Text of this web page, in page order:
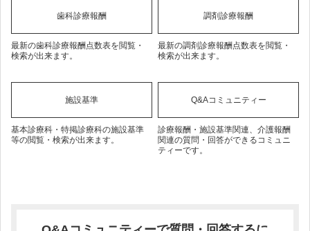
歯科診療報酬
最新の歯科診療報酬点数表を閲覧・
検索が出来ます。
調剤診療報酬
最新の調剤診療報酬点数表を閲覧・
検索が出来ます。
施設基準
基本診療科・特掲診療科の施設基準
等の閲覧・検索が出来ます。
Q&Aコミュニティー
診療報酬・施設基準関連、介護報酬
関連の質問・回答ができるコミュニ
ティーです。